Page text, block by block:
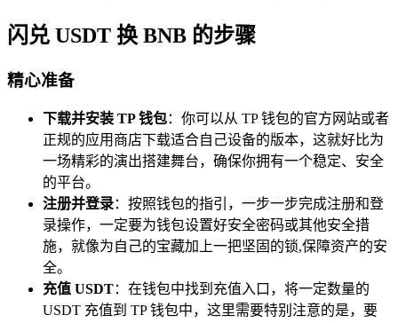
闪兑 USDT 换 BNB 的步骤
精心准备
下载并安装 TP 钱包：你可以从 TP 钱包的官方网站或者
正规的应用商店下载适合自己设备的版本，这就好比为
一场精彩的演出搭建舞台，确保你拥有一个稳定、安全
的平台。
注册并登录：按照钱包的指引，一步一步完成注册和登
录操作，一定要为钱包设置好安全密码或其他安全措
施，就像为自己的宝藏加上一把坚固的锁,保障资产的安
全。
充值 USDT：在钱包中找到充值入口，将一定数量的
USDT 充值到 TP 钱包中，这里需要特别注意的是，要